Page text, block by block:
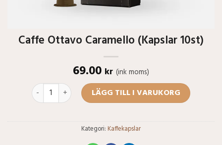
Caffe Ottavo Caramello (Kapslar 10st)
69.00 kr (ink moms)
Caffe Ottavo Caramello (Kapslar 10st) mängd
LÄGG TILL I VARUKORG
Kategori: Kaffekapslar